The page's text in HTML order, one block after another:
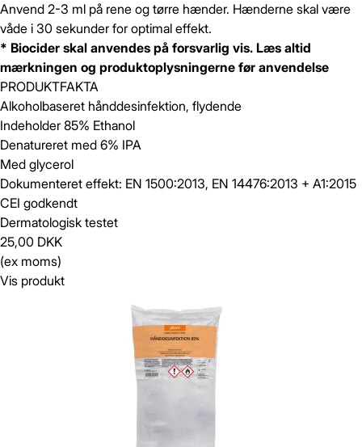
Anvend 2-3 ml på rene og tørre hænder. Hænderne skal være
våde i 30 sekunder for optimal effekt.
* Biocider skal anvendes på forsvarlig vis. Læs altid
mærkningen og produktoplysningerne før anvendelse
PRODUKTFAKTA
Alkoholbaseret hånddesinfektion, flydende
Indeholder 85% Ethanol
Denatureret med 6% IPA
Med glycerol
Dokumenteret effekt: EN 1500:2013, EN 14476:2013 + A1:2015
CEI godkendt
Dermatologisk testet
25,00 DKK
(ex moms)
Vis produkt